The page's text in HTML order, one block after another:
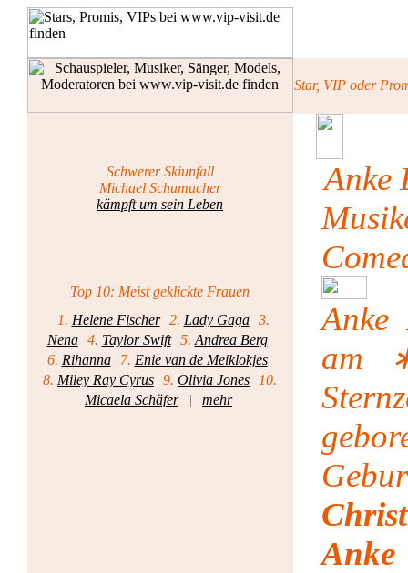
Star, VIP oder
Schwerer Skiunfall
Michael Schumacher
kämpft um sein Leben
Top 10: Meist geklickte Frauen
1. Helene Fischer 2. Lady Gaga
3.
Nena
4. Taylor Swift 5. Andrea Berg
6. Rihanna 7. Enie van de Meiklokjes
8. Miley Ray Cyrus 9. Olivia Jones
10.
Micaela Schäfer
| mehr
Anke
Anke
am